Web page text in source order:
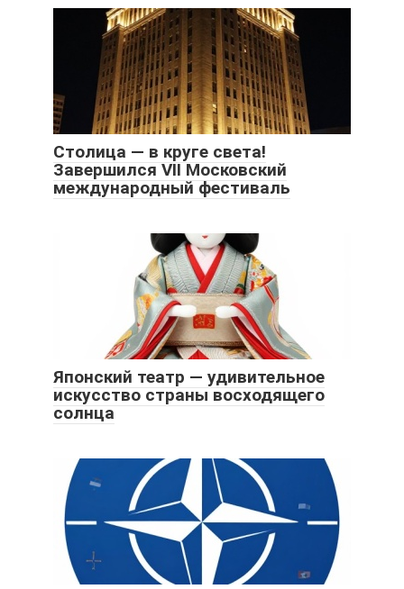
Столица — в круге света!
Завершился VII Московский
международный фестиваль
Японский театр — удивительное
искусство страны восходящего
солнца